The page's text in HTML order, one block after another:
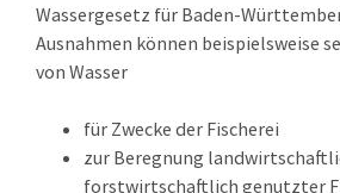
Wassergesetz für Baden-
Ausnahmen können beispielsweise
von Wasser
für Zwecke der Fischerei
zur Beregnung
forstwirtschaftlich genutzter